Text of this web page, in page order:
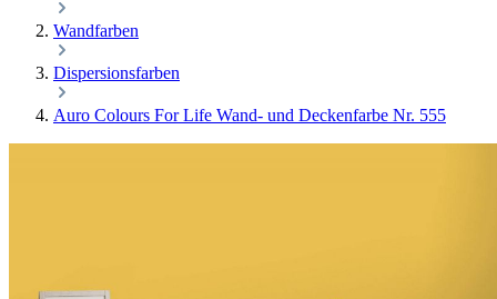
Wandfarben
Dispersionsfarben
Auro Colours For Life Wand- und Deckenfarbe Nr. 555